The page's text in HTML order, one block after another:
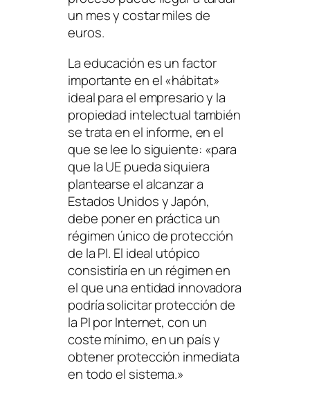
un mes y costar miles de
euros.
La educación es un factor
importante en el «hábitat»
ideal para el empresario y la
propiedad intelectual también
se trata en el informe, en el
que se lee lo siguiente: «para
que la UE pueda siquiera
plantearse el alcanzar a
Estados Unidos y Japón,
debe poner en práctica un
régimen único de protección
de la PI. El ideal utópico
consistiría en un régimen en
el que una entidad innovadora
podría solicitar protección de
la PI por Internet, con un
coste mínimo, en un país y
obtener protección inmediata
en todo el sistema.»